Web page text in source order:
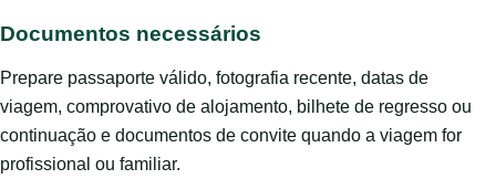
Documentos necessários
Prepare passaporte válido, fotografia recente, datas de
viagem, comprovativo de alojamento, bilhete de regresso ou
continuação e documentos de convite quando a viagem for
profissional ou familiar.